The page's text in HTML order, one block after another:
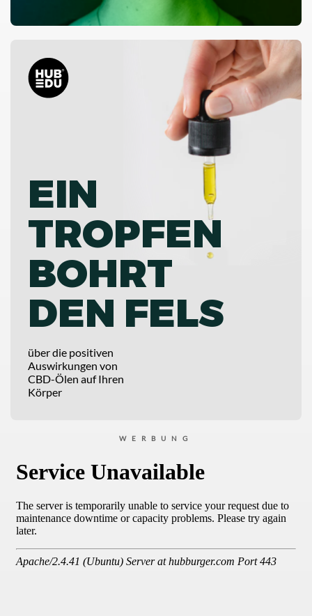
EIN
TROPFEN
BOHRT
DEN FELS
über die positiven
Auswirkungen von
CBD-Ölen auf Ihren
Körper
WERBUNG